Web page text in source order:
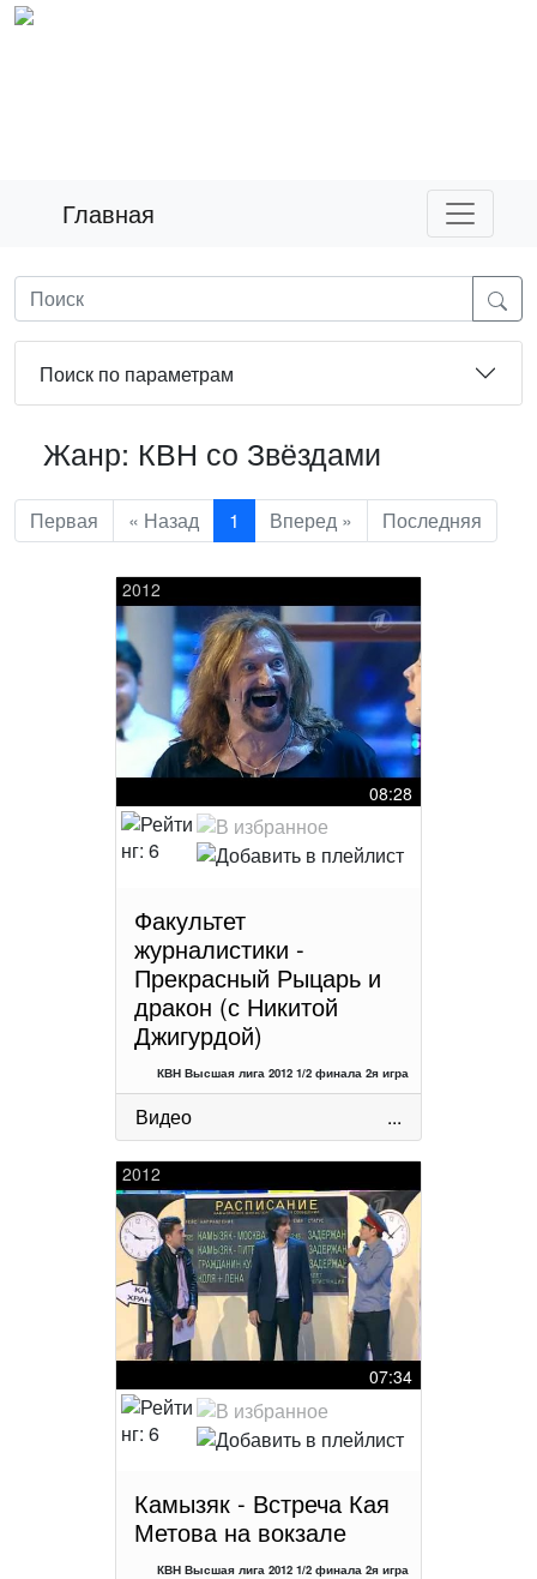
Главная
Поиск по параметрам
Жанр: КВН со Звёздами
Первая « Назад 1 Вперед » Последняя
2012
08:28
Факультет
журналистики -
Прекрасный Рыцарь и
дракон (с Никитой
Джигурдой)
КВН Высшая лига 2012 1/2 финала 2я игра
Видео ...
2012
07:34
Камызяк - Встреча Кая
Метова на вокзале
КВН Высшая лига 2012 1/2 финала 2я игра